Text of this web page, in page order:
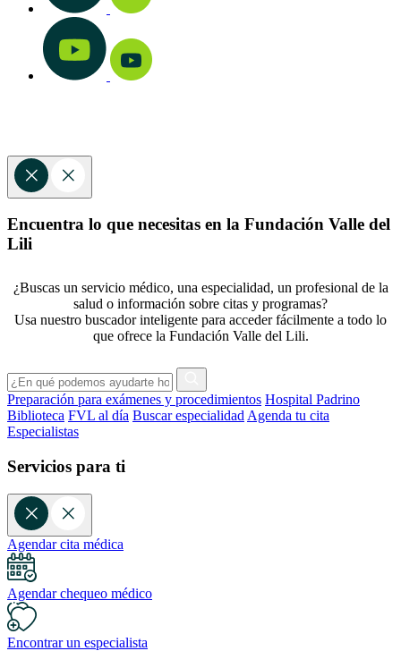
Encuentra lo que necesitas en la Fundación Valle del
Lili
¿Buscas un servicio médico, una especialidad, un profesional de la
salud o información sobre citas y programas?
Usa nuestro buscador inteligente para acceder fácilmente a todo lo
que ofrece la Fundación Valle del Lili.
Preparación para exámenes y procedimientos Hospital Padrino
Biblioteca FVL al día Buscar especialidad Agenda tu cita
Especialistas
Servicios para ti
Agendar cita médica
Agendar chequeo médico
Encontrar un especialista